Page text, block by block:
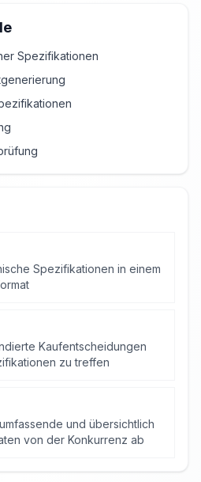
Spezifikationen
Spezifikationen in einem
Kaufentscheidungen
zu treffen
und übersichtlich
von der Konkurrenz ab